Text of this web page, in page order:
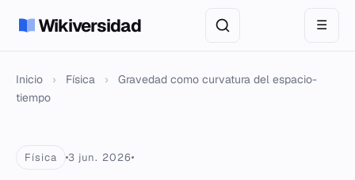
Wikiversidad ☰
Inicio › Física ›
Gravedad como curvatura del espacio-
tiempo
Física 3 jun. 2026